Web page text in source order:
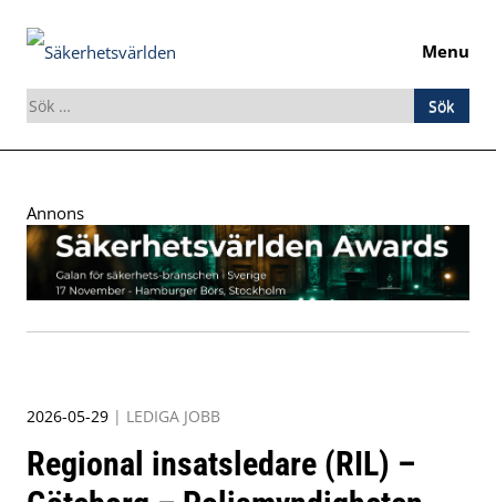
Menu
Sök
efter:
to
content
Annons
2026-05-29 | LEDIGA JOBB
Regional insatsledare (RIL) –